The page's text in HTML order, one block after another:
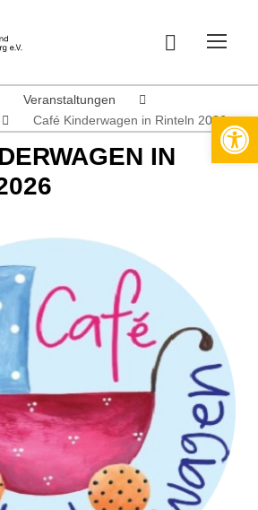
Veranstaltungen
Café Kinderwagen in Rinteln 2026
IN
Werkzeugleiste öffnen